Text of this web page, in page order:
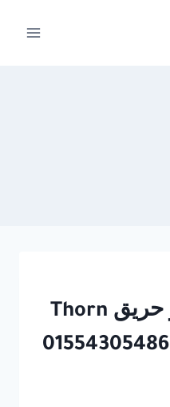
صيانة نظام انذار حريق Thorn
01554305486